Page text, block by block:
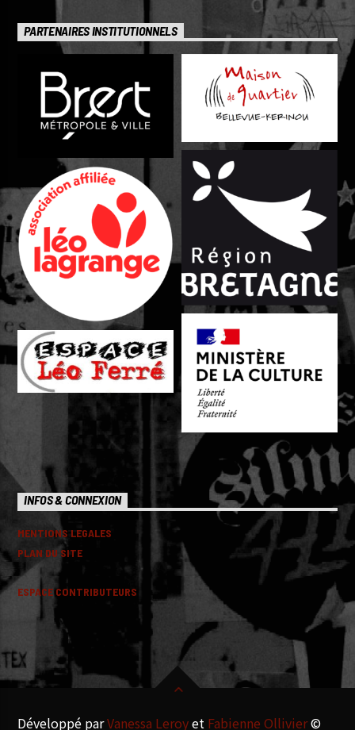
PARTENAIRES INSTITUTIONNELS
INFOS & CONNEXION
MENTIONS LEGALES
PLAN DU SITE
ESPACE CONTRIBUTEURS
Développé parVanessa Leroyet Fabienne Ollivier©